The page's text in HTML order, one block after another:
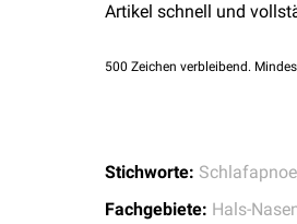
Artikel schnell und
500 Zeichen verbleibend.
Stichworte: Schlafapnoe
Fachgebiete: Hals-